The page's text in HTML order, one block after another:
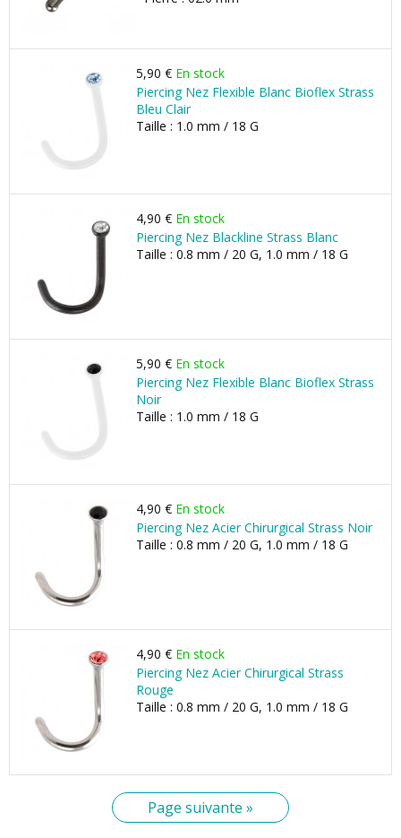
5,90 € En stock
Piercing Nez Flexible Blanc Bioflex Strass
Bleu Clair
Taille : 1.0 mm / 18 G
4,90 € En stock
Piercing Nez Blackline Strass Blanc
Taille : 0.8 mm / 20 G, 1.0 mm / 18 G
5,90 € En stock
Piercing Nez Flexible Blanc Bioflex Strass
Noir
Taille : 1.0 mm / 18 G
4,90 € En stock
Piercing Nez Acier Chirurgical Strass Noir
Taille : 0.8 mm / 20 G, 1.0 mm / 18 G
4,90 € En stock
Piercing Nez Acier Chirurgical Strass
Rouge
Taille : 0.8 mm / 20 G, 1.0 mm / 18 G
Page suivante »